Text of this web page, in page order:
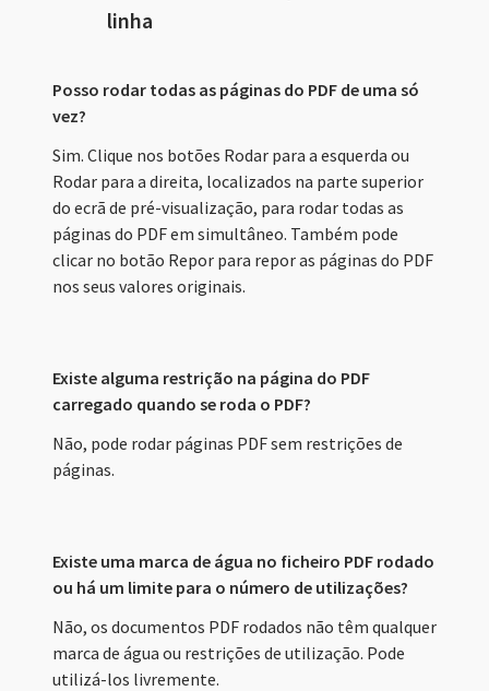
linha
Posso rodar todas as páginas do PDF de uma só
vez?
Sim. Clique nos botões Rodar para a esquerda ou
Rodar para a direita, localizados na parte superior
do ecrã de pré-visualização, para rodar todas as
páginas do PDF em simultâneo. Também pode
clicar no botão Repor para repor as páginas do PDF
nos seus valores originais.
Existe alguma restrição na página do PDF
carregado quando se roda o PDF?
Não, pode rodar páginas PDF sem restrições de
páginas.
Existe uma marca de água no ficheiro PDF rodado
ou há um limite para o número de utilizações?
Não, os documentos PDF rodados não têm qualquer
marca de água ou restrições de utilização. Pode
utilizá-los livremente.